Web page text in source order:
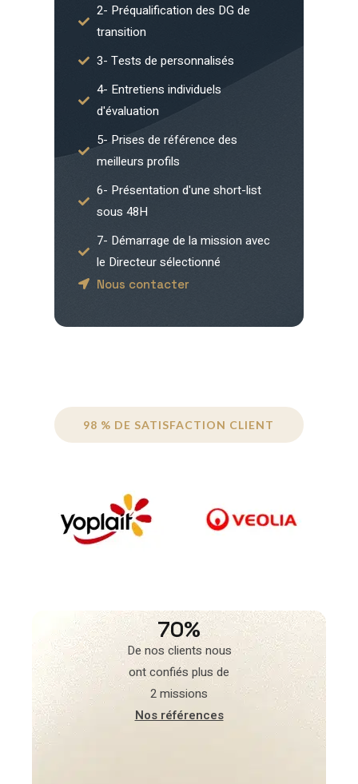
2- Préqualification des DG de
transition
3- Tests de personnalisés
4- Entretiens individuels
d'évaluation
5- Prises de référence des
meilleurs profils
6- Présentation d'une short-list
sous 48H
7- Démarrage de la mission avec
le Directeur sélectionné
Nous contacter
98 % DE SATISFACTION CLIENT
70%
De nos clients nous
ont confiés plus de
2 missions
Nos références